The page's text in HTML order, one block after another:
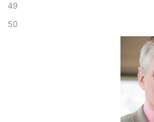
49
50